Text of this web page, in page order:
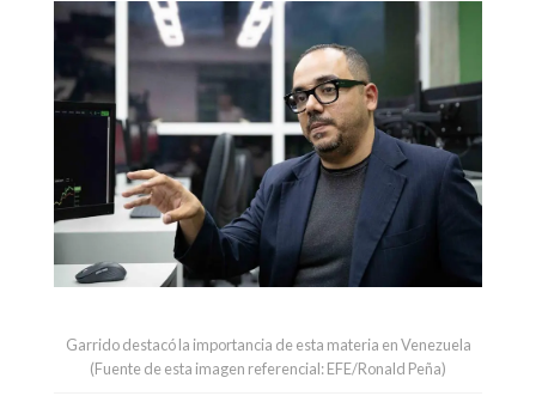
Garrido destacó la importancia de esta materia en Venezuela
(Fuente de esta imagen referencial: EFE/Ronald Peña)